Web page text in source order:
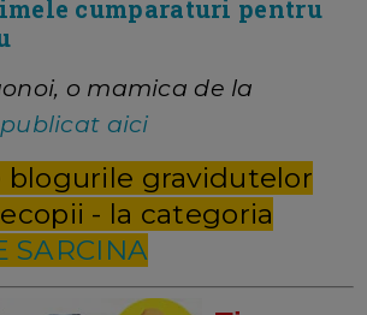
cumparaturi pentru
o mamica de la
publicat aici
blogurile gravidutelor
- la categoria
SARCINA